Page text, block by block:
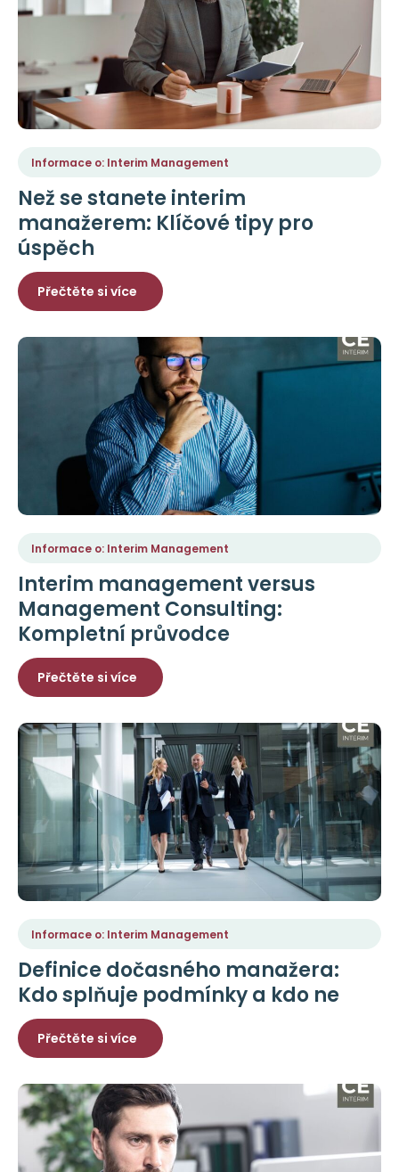
Informace o: Interim Management
Než se stanete interim
manažerem: Klíčové tipy pro
úspěch
Přečtěte si více
Informace o: Interim Management
Interim management versus
Management Consulting:
Kompletní průvodce
Přečtěte si více
Informace o: Interim Management
Definice dočasného manažera:
Kdo splňuje podmínky a kdo ne
Přečtěte si více